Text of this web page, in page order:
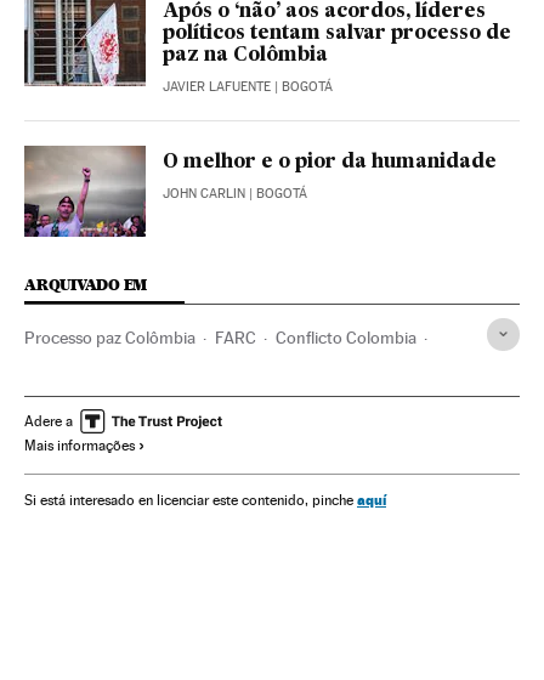
Após o ‘não’ aos acordos, líderes
políticos tentam salvar processo de
paz na Colômbia
JAVIER LAFUENTE | BOGOTÁ
O melhor e o pior da humanidade
JOHN CARLIN | BOGOTÁ
ARQUIVADO EM
Processo paz Colômbia FARC Conflicto Colombia
Processo paz América do Sul
Guerra
Terrorismo Conflitos Administração Estado
Adere a
Mais informações
Si está interesado en licenciar este contenido, pinche aquí